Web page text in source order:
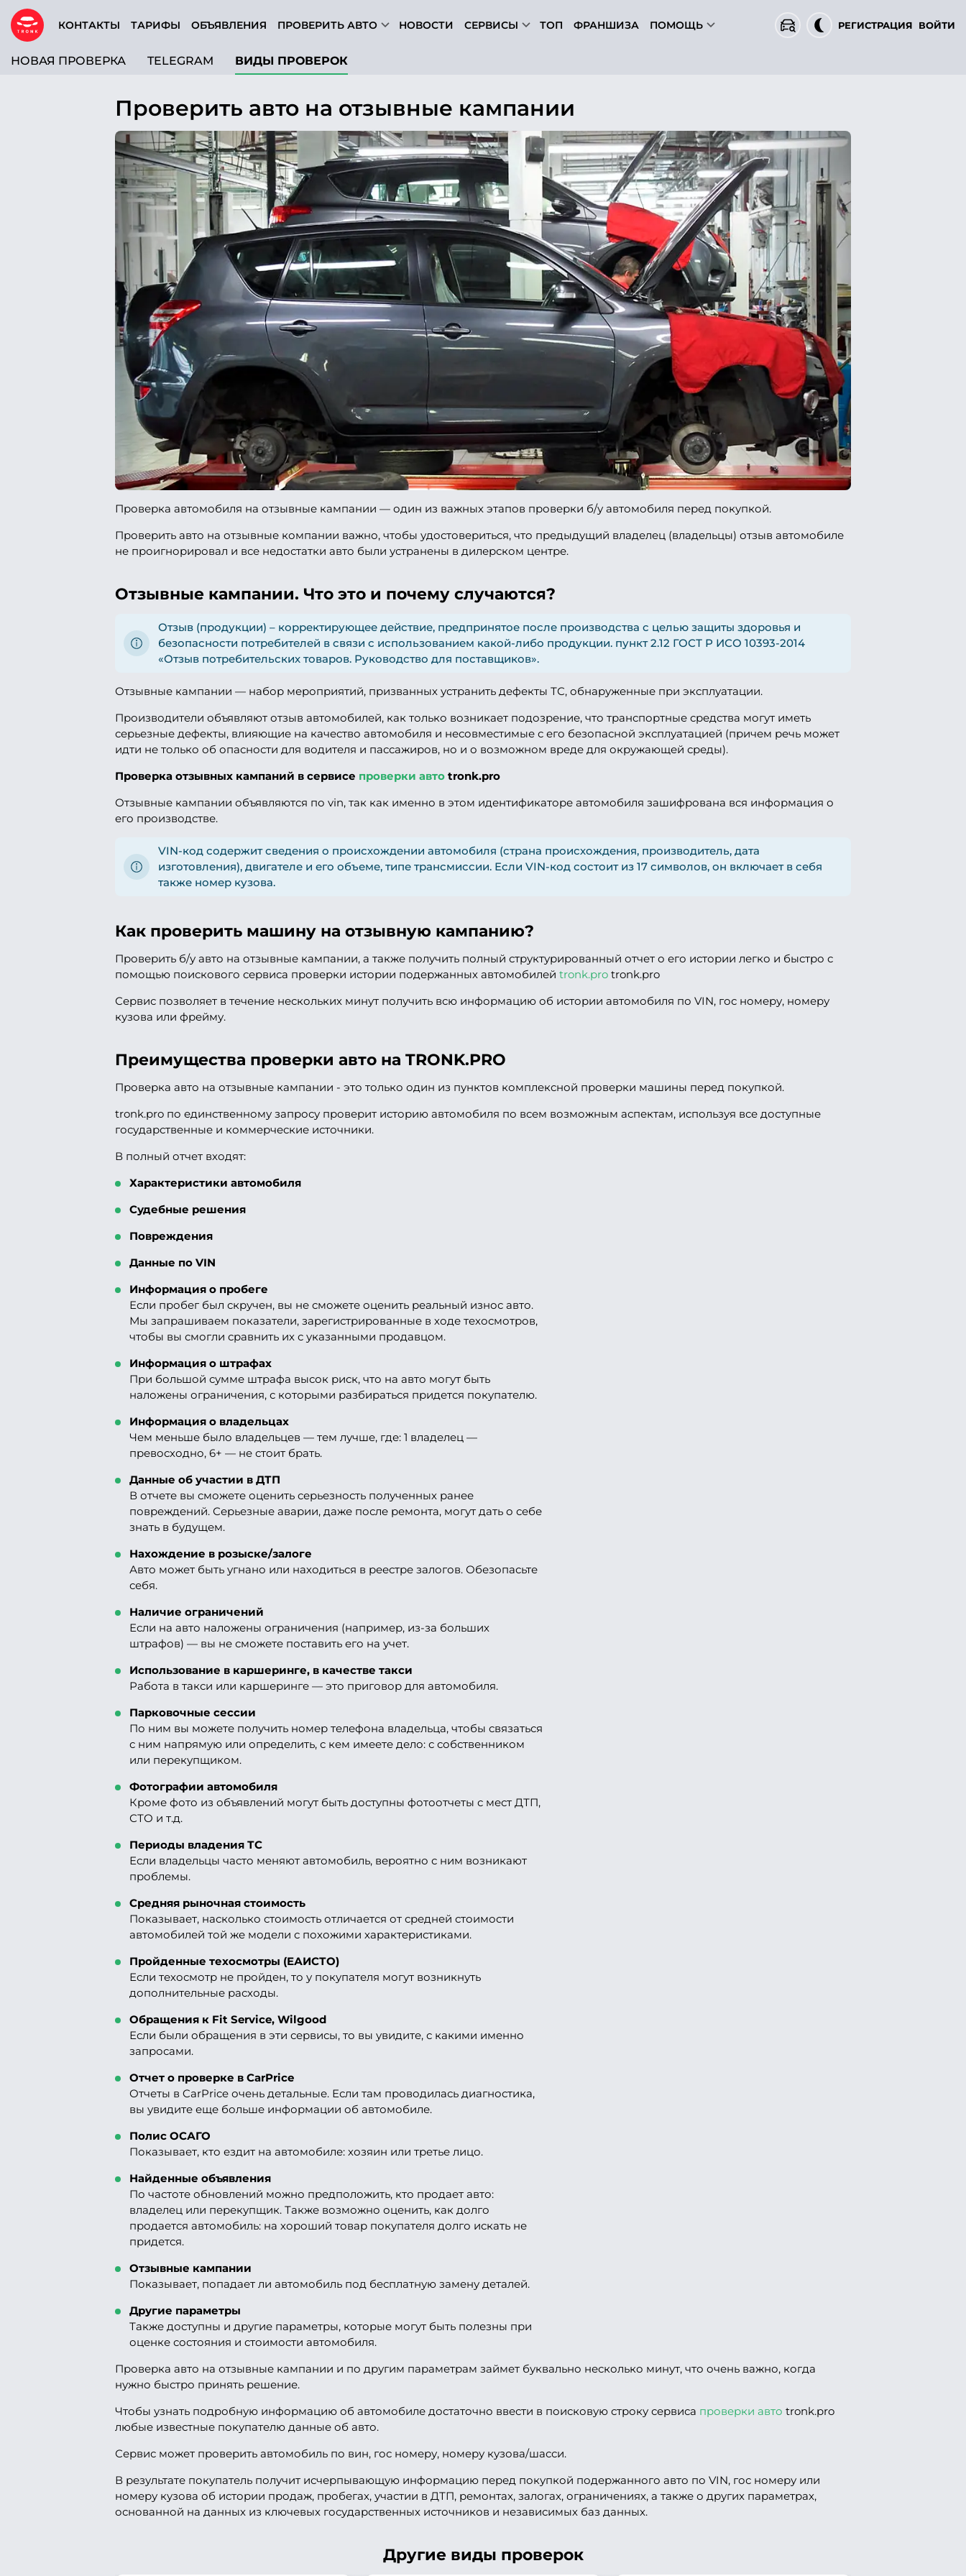
КОНТАКТЫ ТАРИФЫ ОБЪЯВЛЕНИЯ ПРОВЕРИТЬ АВТО НОВОСТИ СЕРВИСЫ ТОП ФРАНШИЗА ПОМОЩЬ РЕГИСТРАЦИЯ ВОЙТИ
НОВАЯ ПРОВЕРКА TELEGRAM ВИДЫ ПРОВЕРОК
Проверить авто на отзывные кампании
Проверка автомобиля на отзывные кампании — один из важных этапов проверки б/у автомобиля перед покупкой.
Проверить авто на отзывные компании важно, чтобы удостовериться, что предыдущий владелец (владельцы) отзыв автомобиле
не проигнорировал и все недостатки авто были устранены в дилерском центре.
Отзывные кампании. Что это и почему случаются?
Отзыв (продукции) – корректирующее действие, предпринятое после производства с целью защиты здоровья и
безопасности потребителей в связи с использованием какой-либо продукции. пункт 2.12 ГОСТ Р ИСО 10393-2014
«Отзыв потребительских товаров. Руководство для поставщиков».
Отзывные кампании — набор мероприятий, призванных устранить дефекты ТС, обнаруженные при эксплуатации.
Производители объявляют отзыв автомобилей, как только возникает подозрение, что транспортные средства могут иметь
серьезные дефекты, влияющие на качество автомобиля и несовместимые с его безопасной эксплуатацией (причем речь может
идти не только об опасности для водителя и пассажиров, но и о возможном вреде для окружающей среды).
Проверка отзывных кампаний в сервисе проверки авто tronk.pro
Отзывные кампании объявляются по vin, так как именно в этом идентификаторе автомобиля зашифрована вся информация о
его производстве.
VIN-код содержит сведения о происхождении автомобиля (страна происхождения, производитель, дата
изготовления), двигателе и его объеме, типе трансмиссии. Если VIN-код состоит из 17 символов, он включает в себя
также номер кузова.
Как проверить машину на отзывную кампанию?
Проверить б/у авто на отзывные кампании, а также получить полный структурированный отчет о его истории легко и быстро с
помощью поискового сервиса проверки истории подержанных автомобилей tronk.pro tronk.pro
Сервис позволяет в течение нескольких минут получить всю информацию об истории автомобиля по VIN, гос номеру, номеру
кузова или фрейму.
Преимущества проверки авто на TRONK.PRO
Проверка авто на отзывные кампании - это только один из пунктов комплексной проверки машины перед покупкой.
tronk.pro по единственному запросу проверит историю автомобиля по всем возможным аспектам, используя все доступные
государственные и коммерческие источники.
В полный отчет входят:
Характеристики автомобиля
Судебные решения
Повреждения
Данные по VIN
Информация о пробеге
Если пробег был скручен, вы не сможете оценить реальный износ авто.
Мы запрашиваем показатели, зарегистрированные в ходе техосмотров,
чтобы вы смогли сравнить их с указанными продавцом.
Информация о штрафах
При большой сумме штрафа высок риск, что на авто могут быть
наложены ограничения, с которыми разбираться придется покупателю.
Информация о владельцах
Чем меньше было владельцев — тем лучше, где: 1 владелец —
превосходно, 6+ — не стоит брать.
Данные об участии в ДТП
В отчете вы сможете оценить серьезность полученных ранее
повреждений. Серьезные аварии, даже после ремонта, могут дать о себе
знать в будущем.
Нахождение в розыске/залоге
Авто может быть угнано или находиться в реестре залогов. Обезопасьте
себя.
Наличие ограничений
Если на авто наложены ограничения (например, из-за больших
штрафов) — вы не сможете поставить его на учет.
Использование в каршеринге, в качестве такси
Работа в такси или каршеринге — это приговор для автомобиля.
Парковочные сессии
По ним вы можете получить номер телефона владельца, чтобы связаться
с ним напрямую или определить, с кем имеете дело: с собственником
или перекупщиком.
Фотографии автомобиля
Кроме фото из объявлений могут быть доступны фотоотчеты с мест ДТП,
СТО и т.д.
Периоды владения ТС
Если владельцы часто меняют автомобиль, вероятно с ним возникают
проблемы.
Средняя рыночная стоимость
Показывает, насколько стоимость отличается от средней стоимости
автомобилей той же модели с похожими характеристиками.
Пройденные техосмотры (ЕАИСТО)
Если техосмотр не пройден, то у покупателя могут возникнуть
дополнительные расходы.
Обращения к Fit Service, Wilgood
Если были обращения в эти сервисы, то вы увидите, с какими именно
запросами.
Отчет о проверке в CarPrice
Отчеты в CarPrice очень детальные. Если там проводилась диагностика,
вы увидите еще больше информации об автомобиле.
Полис ОСАГО
Показывает, кто ездит на автомобиле: хозяин или третье лицо.
Найденные объявления
По частоте обновлений можно предположить, кто продает авто:
владелец или перекупщик. Также возможно оценить, как долго
продается автомобиль: на хороший товар покупателя долго искать не
придется.
Отзывные кампании
Показывает, попадает ли автомобиль под бесплатную замену деталей.
Другие параметры
Также доступны и другие параметры, которые могут быть полезны при
оценке состояния и стоимости автомобиля.
Проверка авто на отзывные кампании и по другим параметрам займет буквально несколько минут, что очень важно, когда
нужно быстро принять решение.
Чтобы узнать подробную информацию об автомобиле достаточно ввести в поисковую строку сервиса проверки авто tronk.pro
любые известные покупателю данные об авто.
Сервис может проверить автомобиль по вин, гос номеру, номеру кузова/шасси.
В результате покупатель получит исчерпывающую информацию перед покупкой подержанного авто по VIN, гос номеру или
номеру кузова об истории продаж, пробегах, участии в ДТП, ремонтах, залогах, ограничениях, а также о других параметрах,
основанной на данных из ключевых государственных источников и независимых баз данных.
Другие виды проверок